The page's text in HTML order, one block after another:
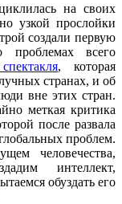
на своих
узкой прослойки
создали первую
проблемах всего
, которая
странах, и об
вне этих стран.
меткая критика
после развала
проблем.
человечества,
интеллект,
обуздать его